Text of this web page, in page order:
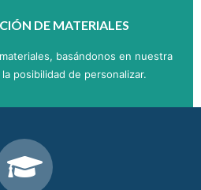
DE MATERIALES
basándonos en nuestra
posibilidad de personalizar.